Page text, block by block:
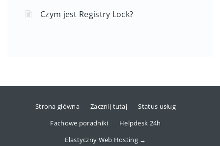
Czym jest Registry Lock?
Strona główna Zacznij tutaj
Status usług
Fachowe poradniki
Helpdesk 24h
Elastyczny Web Hosting →